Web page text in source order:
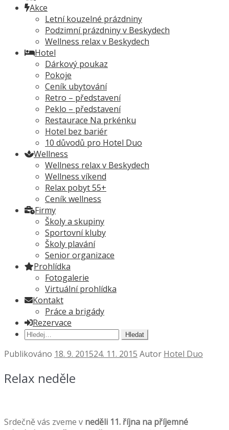
Akce
Letní kouzelné prázdniny
Podzimní prázdniny v Beskydech
Wellness relax v Beskydech
Hotel
Dárkový poukaz
Pokoje
Ceník ubytování
Retro – představení
Peklo – představení
Restaurace Na prkénku
Hotel bez bariér
10 důvodů pro Hotel Duo
Wellness
Wellness relax v Beskydech
Wellness víkend
Relax pobyt 55+
Ceník wellness
Firmy
Školy a skupiny
Sportovní kluby
Školy plavání
Senior organizace
Prohlídka
Fotogalerie
Virtuální prohlídka
Kontakt
Práce a brigády
Rezervace
Hledat:
Publikováno 18. 9. 201524. 11. 2015 Autor Hotel Duo
Relax neděle
Srdečně vás zveme v neděli 11. října na příjemné